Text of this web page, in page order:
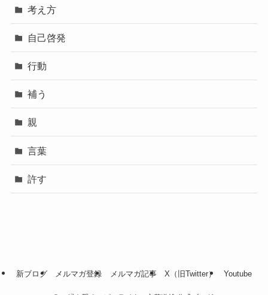
考え方
自己啓発
行動
補う
親
言葉
許す
新ブログ メルマガ登録 メルマガ記事 X（旧Twitter） Youtube